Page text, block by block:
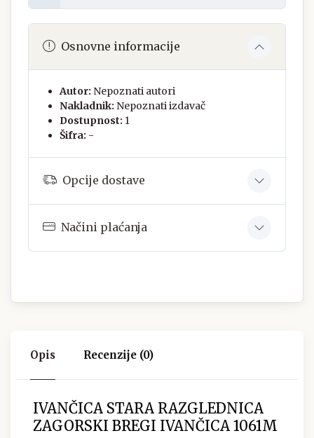
Osnovne informacije
Autor: Nepoznati autori
Nakladnik: Nepoznati izdavač
Dostupnost: 1
Šifra: -
Opcije dostave
Načini plaćanja
Opis Recenzije (0)
IVANČICA STARA RAZGLEDNICA
ZAGORSKI BREGI IVANČICA 1061M